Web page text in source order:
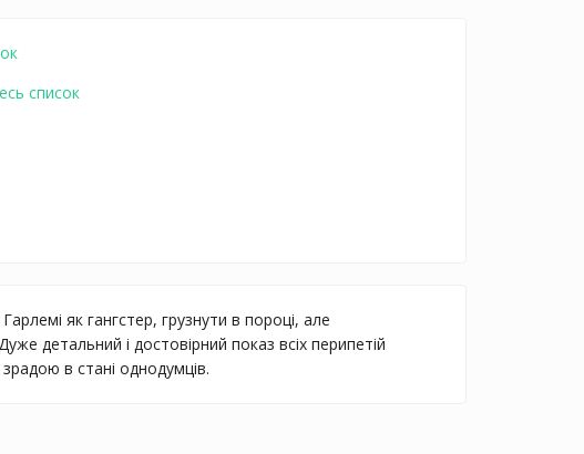
список
як гангстер, грузнути в пороці, але
детальний і достовірний показ всіх перипетій
в стані однодумців.